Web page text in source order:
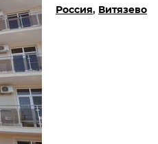
Россия, Витязево